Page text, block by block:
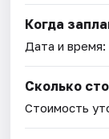
Когда
Дата и время:
Сколько
Стоимость